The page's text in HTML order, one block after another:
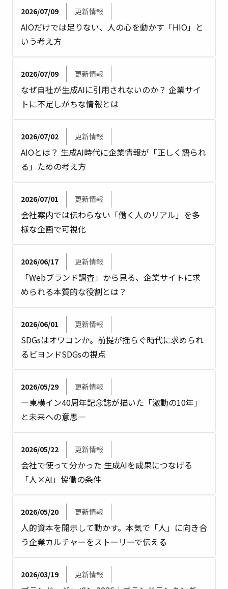
2026/07/09 更新情報
AIOだけでは足りない、人の心を動かす「HIO」と
いう考え方
2026/07/09 更新情報
なぜ自社が生成AIに引用されないのか？ 企業サイ
トに不足しがちな情報とは
2026/07/02 更新情報
AIOとは？ 生成AI時代に企業情報が「正しく語られ
る」ための考え方
2026/07/01 更新情報
会社案内では伝わらない「働く人のリアル」を多
様な企画で可視化
2026/06/17 更新情報
「Webブランド調査」から見る、企業サイトに求
められる本質的な役割とは？
2026/06/01 更新情報
SDGsはオワコンか。前提が揺らぐ時代に求められ
るビヨンドSDGsの視点
2026/05/29 更新情報
―東横イン40周年記念誌が描いた「激動の10年」
と未来への意思―
2026/05/22 更新情報
会社で使って分かった 生成AIを成果につなげる
「人×AI」協働の条件
2026/05/20 更新情報
人的資本を開示して動かす。本気で「人」に向き合
う企業カルチャーをストーリーで伝える
2026/03/19 更新情報